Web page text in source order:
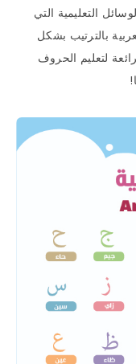
التعليمية التي
بالترتيب بشكل
لتعليم الحروف